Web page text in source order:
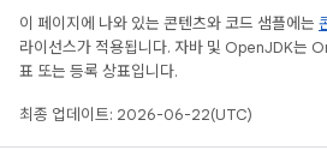
이 페이지에 나와 있는 콘텐츠와 코드 샘플에는
라이선스가 적용됩니다. 자바 및 OpenJDK는
표 또는 등록 상표입니다.
최종 업데이트: 2026-06-22(UTC)